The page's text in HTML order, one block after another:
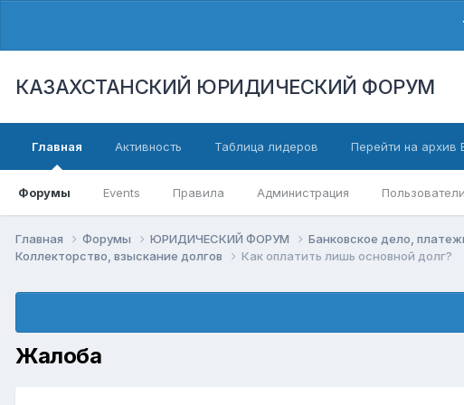
КАЗАХСТАНСКИЙ ЮРИДИЧЕСКИЙ ФОРУМ
Главная
Форумы Events Правила Администрация
Активность Таблица лидеров Перейти на архив
Главная Форумы ЮРИДИЧЕСКИЙ ФОРУМ
Банковское дело,
Коллекторство, взыскание долгов
Как оплатить лишь основной долг?
Жалоба